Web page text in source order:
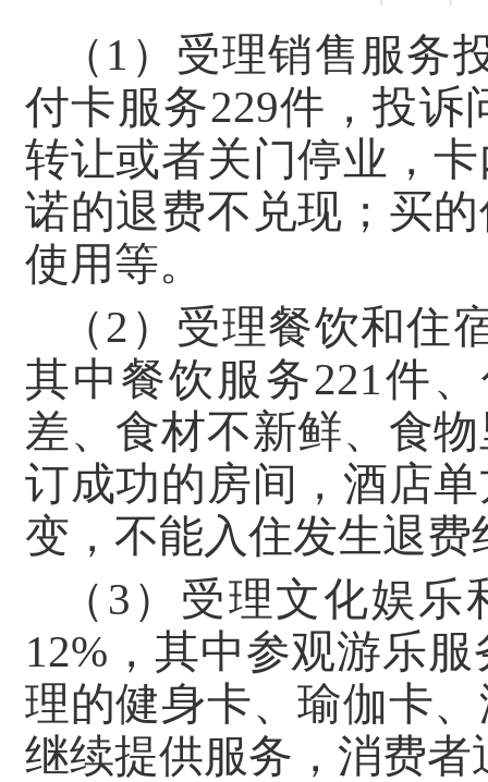
（1） 受理销售服务
付卡服务229件，投
转让或者关门停业，
诺的退费不兑现；买
使用等。
（2）受理餐饮和住
其中餐饮服务221件
差、食材不新鲜、食
订成功的房间，酒店
变，不能入住发生退费
（3）受理文化娱
12%，其中参观游乐
理的健身卡、瑜伽卡
继续提供服务，消费